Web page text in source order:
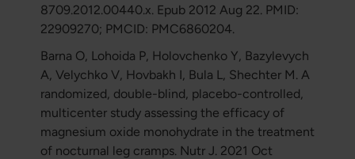
8709.2012.00440.x. Epub 2012 Aug 22. PMID:
22909270; PMCID: PMC6860204.
Barna O, Lohoida P, Holovchenko Y, Bazylevych
A, Velychko V, Hovbakh I, Bula L, Shechter M. A
randomized, double-blind, placebo-controlled,
multicenter study assessing the efficacy of
magnesium oxide monohydrate in the treatment
of nocturnal leg cramps. Nutr J. 2021 Oct